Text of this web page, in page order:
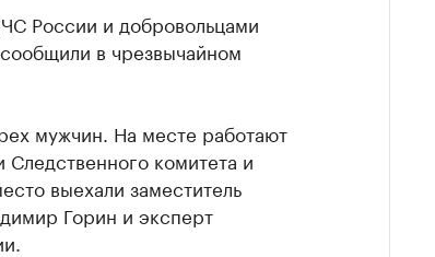
России и добровольцами
в чрезвычайном
мужчин. На месте работают
комитета и
выехали заместитель
Горин и эксперт